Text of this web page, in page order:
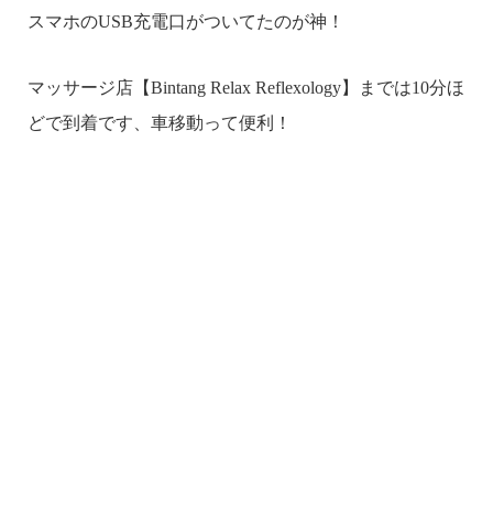
スマホのUSB充電口がついてたのが神！
マッサージ店【Bintang Relax Reflexology】までは10分ほ
どで到着です、車移動って便利！